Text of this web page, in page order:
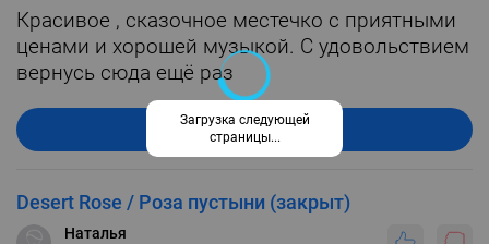
Красивое , сказочное местечко с приятными
ценами и хорошей музыкой. С удовольствием
вернусь сюда ещё раз
Комментировать
Desert Rose / Роза пустыни (закрыт)
Наталья
Загрузка следующей
страницы...